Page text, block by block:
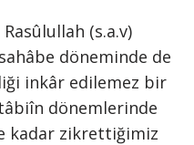
(s.a.v)
döneminde de
inkâr edilemez bir
dönemlerinde
kadar zikrettiğimiz